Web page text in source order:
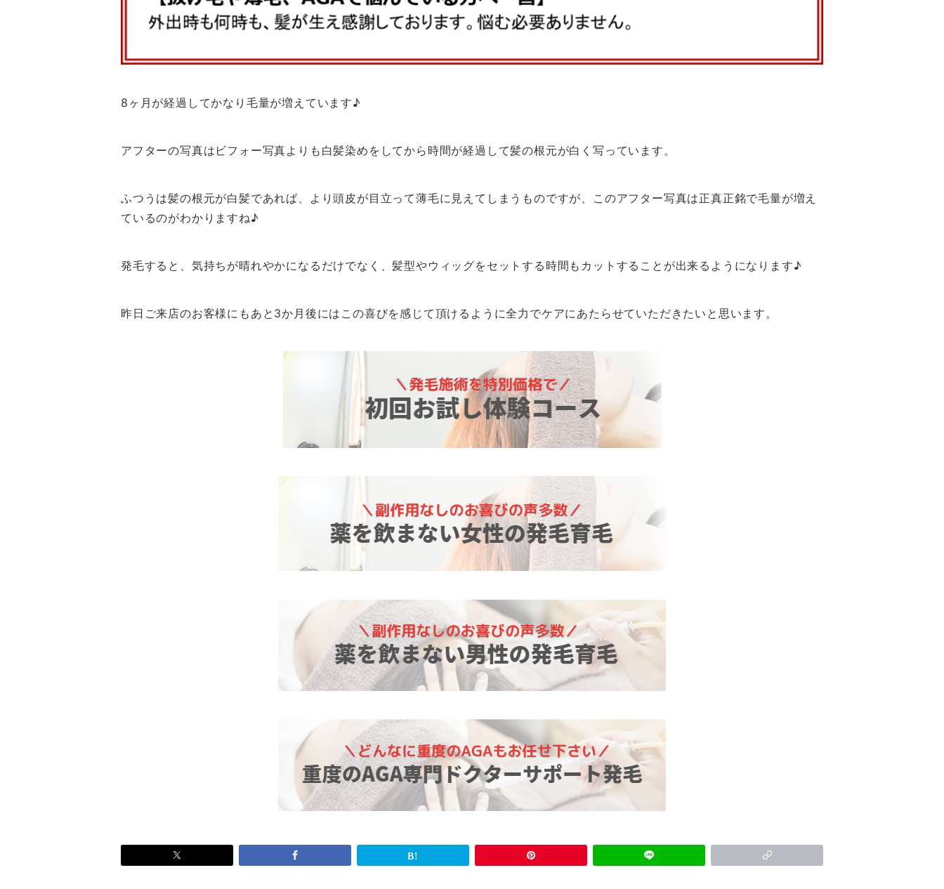
8ヶ月が経過してかなり毛量が増えています♪
アフターの写真はビフォー写真よりも白髪染めをしてから時間が経過して髪の根元が白く写っています。
ふつうは髪の根元が白髪であれば、より頭皮が目立って薄毛に見えてしまうものですが、このアフター写真は正真正銘で毛量が増え
ているのがわかりますね♪
発毛すると、気持ちが晴れやかになるだけでなく、髪型やウィッグをセットする時間もカットすることが出来るようになります♪
昨日ご来店のお客様にもあと3か月後にはこの喜びを感じて頂けるように全力でケアにあたらせていただきたいと思います。